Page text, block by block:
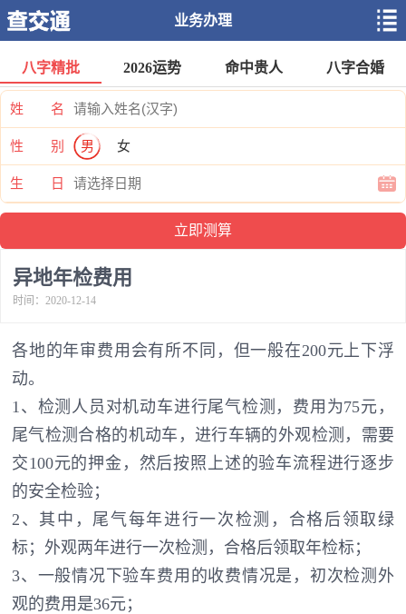
业务办理
八字精批 2026运势 命中贵人 八字合婚
姓 名
性 别 男 女
生 日
异地年检费用
时间：2020-12-14
各地的年审费用会有所不同，但一般在200元上下浮
动。
1、检测人员对机动车进行尾气检测，费用为75元，
尾气检测合格的机动车，进行车辆的外观检测，需要
交100元的押金，然后按照上述的验车流程进行逐步
的安全检验；
2、其中，尾气每年进行一次检测，合格后领取绿
标；外观两年进行一次检测，合格后领取年检标；
3、一般情况下验车费用的收费情况是，初次检测外
观的费用是36元；